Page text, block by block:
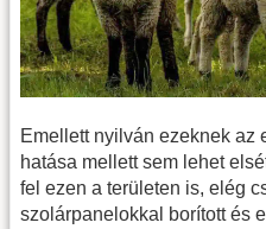
Emellett nyilván ezeknek az
hatása mellett sem lehet
fel ezen a területen is, elég
szolárpanelokkal borított és